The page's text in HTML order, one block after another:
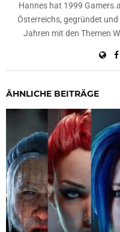
Hannes hat 1999
Österreichs, gegründet
Jahren mit den Themen
ÄHNLICHE BEITRÄGE